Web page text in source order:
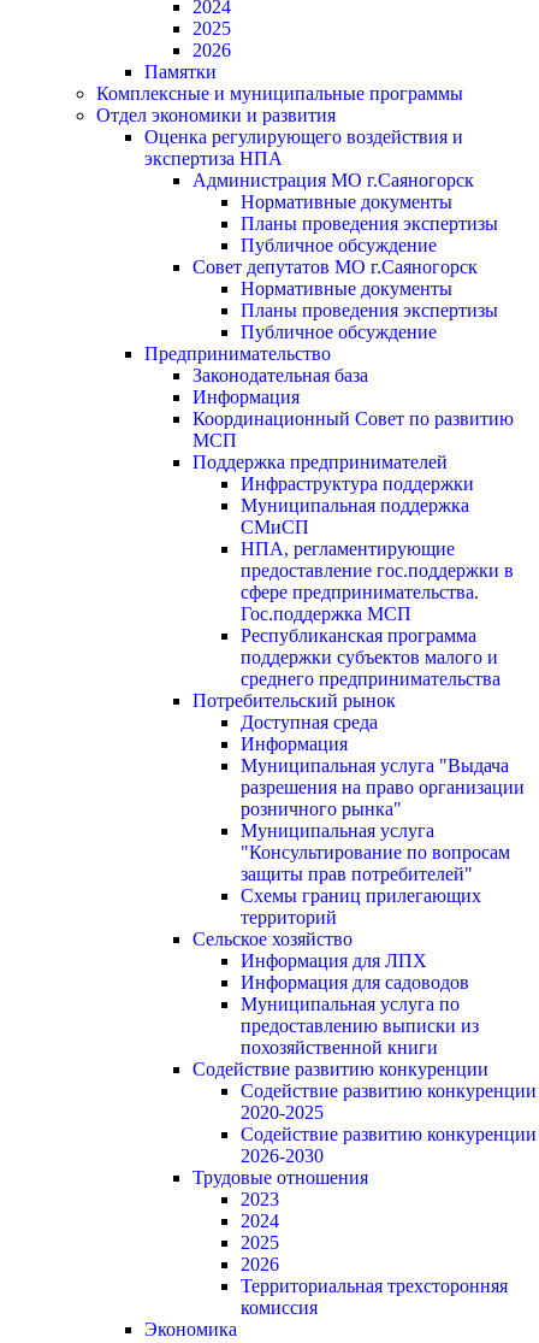
2024
2025
2026
Памятки
Комплексные и муниципальные программы
Отдел экономики и развития
Оценка регулирующего воздействия и
экспертиза НПА
Администрация МО г.Саяногорск
Нормативные документы
Планы проведения экспертизы
Публичное обсуждение
Совет депутатов МО г.Саяногорск
Нормативные документы
Планы проведения экспертизы
Публичное обсуждение
Предпринимательство
Законодательная база
Информация
Координационный Совет по развитию
МСП
Поддержка предпринимателей
Инфраструктура поддержки
Муниципальная поддержка
СМиСП
НПА, регламентирующие
предоставление гос.поддержки в
сфере предпринимательства.
Гос.поддержка МСП
Республиканская программа
поддержки субъектов малого и
среднего предпринимательства
Потребительский рынок
Доступная среда
Информация
Муниципальная услуга "Выдача
разрешения на право организации
розничного рынка"
Муниципальная услуга
"Консультирование по вопросам
защиты прав потребителей"
Схемы границ прилегающих
территорий
Сельское хозяйство
Информация для ЛПХ
Информация для садоводов
Муниципальная услуга по
предоставлению выписки из
похозяйственной книги
Содействие развитию конкуренции
Содействие развитию конкуренции
2020-2025
Содействие развитию конкуренции
2026-2030
Трудовые отношения
2023
2024
2025
2026
Территориальная трехсторонняя
комиссия
Экономика